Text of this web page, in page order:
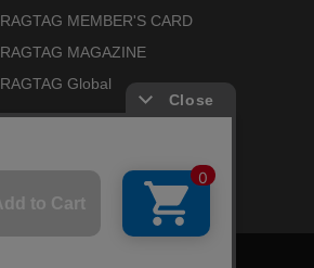
RAGTAG MEMBER'S CARD
RAGTAG MAGAZINE
RAGTAG Global